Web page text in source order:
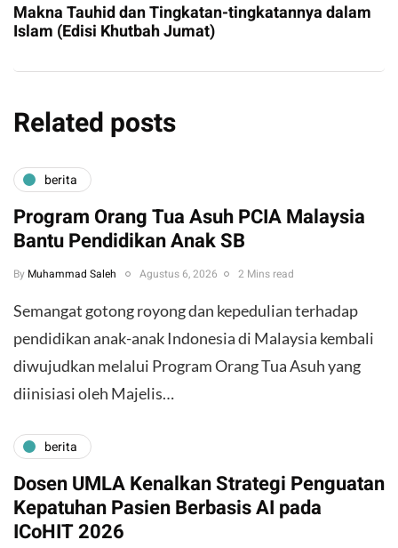
Makna Tauhid dan Tingkatan-tingkatannya dalam
Islam (Edisi Khutbah Jumat)
Related posts
berita
Program Orang Tua Asuh PCIA Malaysia
Bantu Pendidikan Anak SB
By Muhammad Saleh Agustus 6, 2026 2 Mins read
​Semangat gotong royong dan kepedulian terhadap
pendidikan anak-anak Indonesia di Malaysia kembali
diwujudkan melalui Program Orang Tua Asuh yang
diinisiasi oleh Majelis…
berita
Dosen UMLA Kenalkan Strategi Penguatan
Kepatuhan Pasien Berbasis AI pada
ICoHIT 2026